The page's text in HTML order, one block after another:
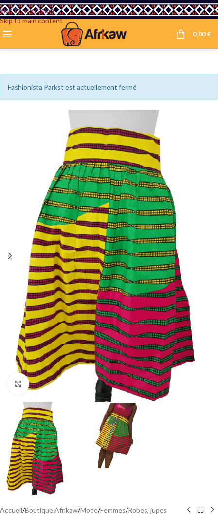
Skip to navigation
Skip to main content
0,00€
Fashionista Parkst est actuellement fermé
Agrandir
Accueil/Boutique Afrikaw/Mode/Femmes/Robes, jupes